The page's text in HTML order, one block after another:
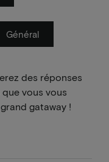
Général
des réponses
vous vous
gataway !